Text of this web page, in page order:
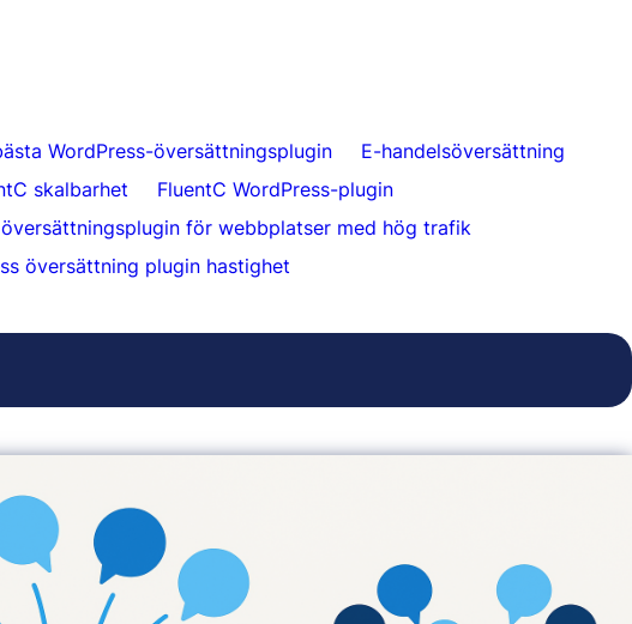
WordPress-översättningsplugin
E-handelsöversättning
skalbarhet
FluentC WordPress-plugin
översättningsplugin för webbplatser med hög trafik
översättning plugin hastighet